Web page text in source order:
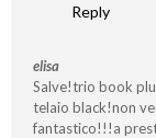
Reply
elisa
Salve!trio book
telaio black!non
fantastico!!!a